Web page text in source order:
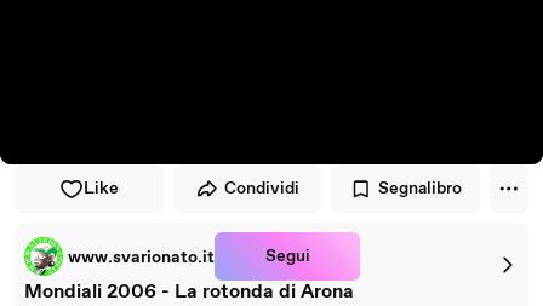
Like Condividi Segnalibro
www.svarionato.it Segui
Mondiali 2006 - La rotonda di Arona